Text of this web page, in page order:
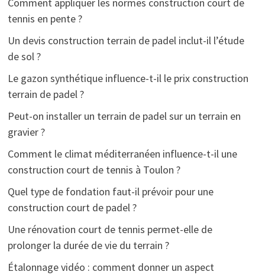
tennis en pente ?
Un devis construction terrain de padel inclut-il l’étude
de sol ?
Le gazon synthétique influence-t-il le prix construction
terrain de padel ?
Peut-on installer un terrain de padel sur un terrain en
gravier ?
Comment le climat méditerranéen influence-t-il une
construction court de tennis à Toulon ?
Quel type de fondation faut-il prévoir pour une
construction court de padel ?
Une rénovation court de tennis permet-elle de
prolonger la durée de vie du terrain ?
Étalonnage vidéo : comment donner un aspect